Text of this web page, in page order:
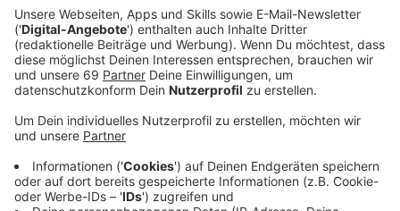
Ein Promi, keine Fragen und fünf
Gegenstände
Anzeige
Wenn ein Popstar, Comedian, Schauspieler oder
Politiker bei uns zu Besuch ist, stellt er sich auch dem